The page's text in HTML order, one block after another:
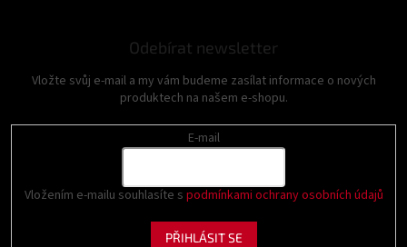
Odebírat newsletter
Vložte svůj e-mail a my vám budeme zasílat informace o nových
produktech na našem e-shopu.
E-mail
Vložením e-mailu souhlasíte s podmínkami ochrany osobních údajů
PŘIHLÁSIT SE